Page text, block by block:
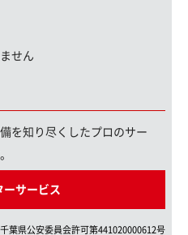
せん
を知り尽くしたプロのサー
ーサービス
千葉県公安委員会許可第441020000612号